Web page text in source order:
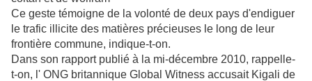
Ce geste témoigne de la volonté de deux pays d'endiguer
le trafic illicite des matières précieuses le long de leur
frontière commune, indique-t-on.
Dans son rapport publié à la mi-décembre 2010, rappelle-
t-on, l' ONG britannique Global Witness accusait Kigali de